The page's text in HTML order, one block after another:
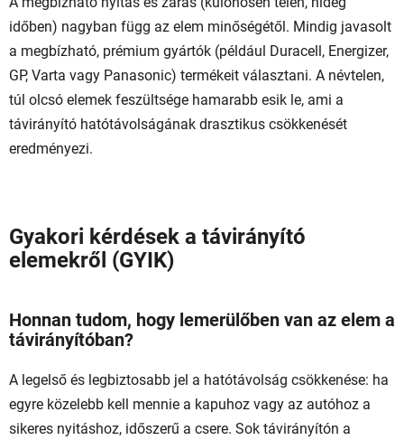
időben) nagyban függ az elem minőségétől. Mindig javasolt
a megbízható, prémium gyártók (például Duracell, Energizer,
GP, Varta vagy Panasonic) termékeit választani. A névtelen,
túl olcsó elemek feszültsége hamarabb esik le, ami a
távirányító hatótávolságának drasztikus csökkenését
eredményezi.
Gyakori kérdések a távirányító
elemekről (GYIK)
Honnan tudom, hogy lemerülőben van az elem a
távirányítóban?
A legelső és legbiztosabb jel a hatótávolság csökkenése: ha
egyre közelebb kell mennie a kapuhoz vagy az autóhoz a
sikeres nyitáshoz, időszerű a csere. Sok távirányítón a